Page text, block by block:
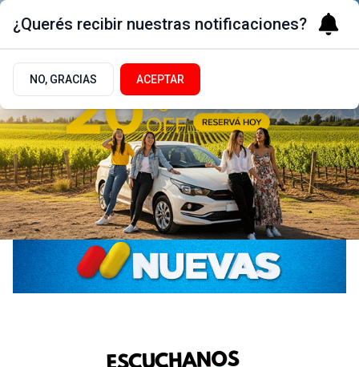
¿Querés recibir nuestras notificaciones?
NO, GRACIAS ACEPTAR